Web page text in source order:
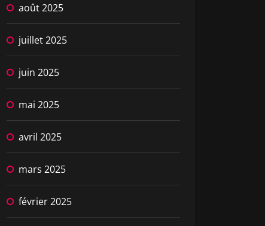
août 2025
juillet 2025
juin 2025
mai 2025
avril 2025
mars 2025
février 2025